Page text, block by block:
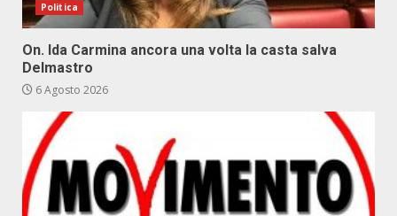
Politica
On. Ida Carmina ancora una volta la casta salva
Delmastro
6 Agosto 2026